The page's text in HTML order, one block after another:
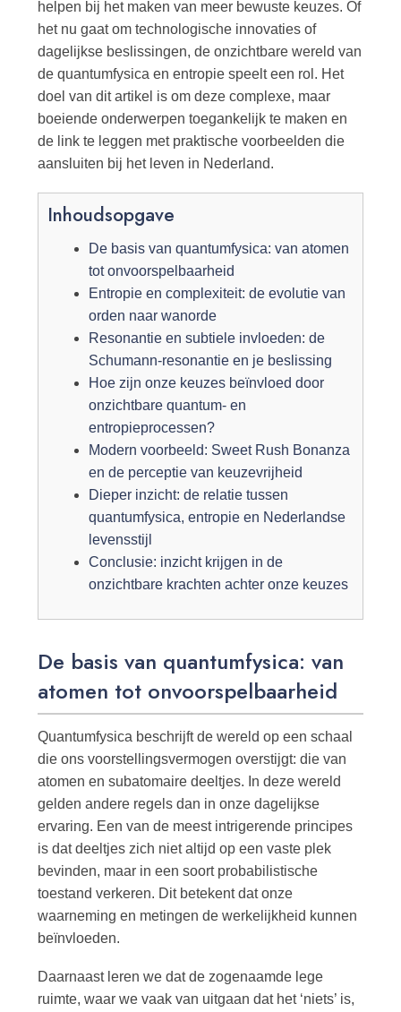
helpen bij het maken van meer bewuste keuzes. Of
het nu gaat om technologische innovaties of
dagelijkse beslissingen, de onzichtbare wereld van
de quantumfysica en entropie speelt een rol. Het
doel van dit artikel is om deze complexe, maar
boeiende onderwerpen toegankelijk te maken en
de link te leggen met praktische voorbeelden die
aansluiten bij het leven in Nederland.
Inhoudsopgave
De basis van quantumfysica: van atomen
tot onvoorspelbaarheid
Entropie en complexiteit: de evolutie van
orden naar wanorde
Resonantie en subtiele invloeden: de
Schumann-resonantie en je beslissing
Hoe zijn onze keuzes beïnvloed door
onzichtbare quantum- en
entropieprocessen?
Modern voorbeeld: Sweet Rush Bonanza
en de perceptie van keuzevrijheid
Dieper inzicht: de relatie tussen
quantumfysica, entropie en Nederlandse
levensstijl
Conclusie: inzicht krijgen in de
onzichtbare krachten achter onze keuzes
De basis van quantumfysica: van
atomen tot onvoorspelbaarheid
Quantumfysica beschrijft de wereld op een schaal
die ons voorstellingsvermogen overstijgt: die van
atomen en subatomaire deeltjes. In deze wereld
gelden andere regels dan in onze dagelijkse
ervaring. Een van de meest intrigerende principes
is dat deeltjes zich niet altijd op een vaste plek
bevinden, maar in een soort probabilistische
toestand verkeren. Dit betekent dat onze
waarneming en metingen de werkelijkheid kunnen
beïnvloeden.
Daarnaast leren we dat de zogenaamde lege
ruimte, waar we vaak van uitgaan dat het ‘niets’ is,